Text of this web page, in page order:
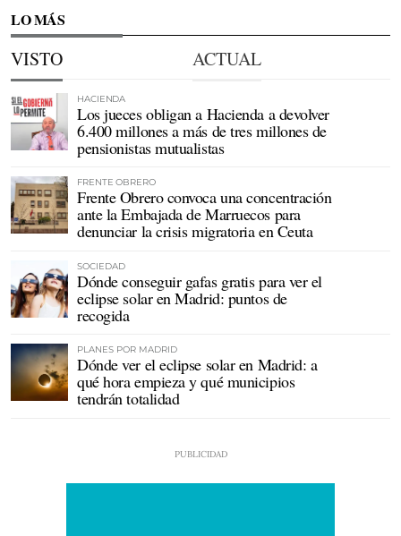
LO MÁS
VISTO ACTUAL
HACIENDA
Los jueces obligan a Hacienda a devolver
6.400 millones a más de tres millones de
pensionistas mutualistas
FRENTE OBRERO
Frente Obrero convoca una concentración
ante la Embajada de Marruecos para
denunciar la crisis migratoria en Ceuta
SOCIEDAD
Dónde conseguir gafas gratis para ver el
eclipse solar en Madrid: puntos de
recogida
PLANES POR MADRID
Dónde ver el eclipse solar en Madrid: a
qué hora empieza y qué municipios
tendrán totalidad